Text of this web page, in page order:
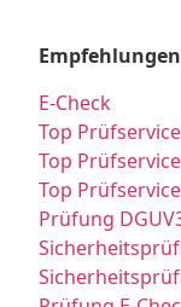
E-Check
Top
Top
Top
Prüfung